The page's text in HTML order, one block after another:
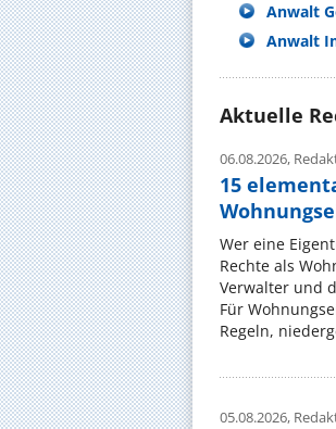
Anwalt
Anwalt
Aktuelle
06.08.2026,
15
Wer eine
Rechte als
Verwalter und
Für
Regeln,
05.08.2026,